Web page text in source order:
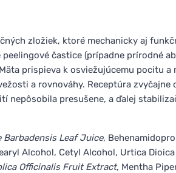
zložiek, ktoré mechanicky aj
častice (prípadne prírodné
prispieva k osviežujúcemu pocitu a
a rovnováhy. Receptúra zvyčajne
nepôsobila presušene, a ďalej
Barbadensis Leaf Juice,
Alcohol, Cetyl Alcohol, Urtica Dioica
Officinalis Fruit Extract, Mentha